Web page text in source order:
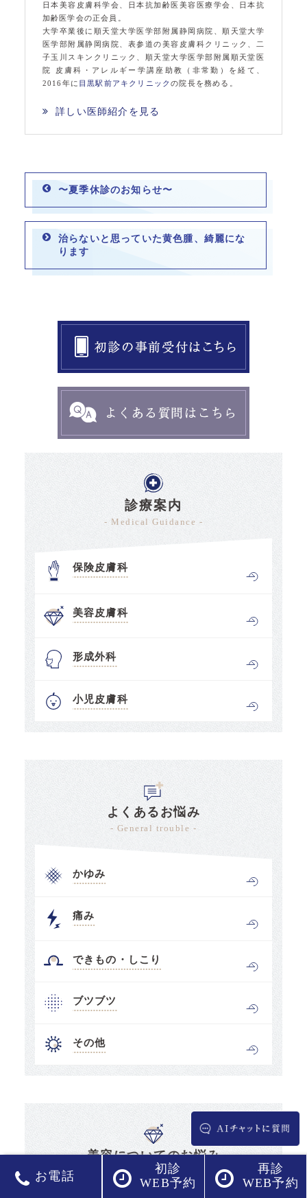
日本美容皮膚科学会、日本抗加齢医美容医療学会、日本抗
加齢医学会の正会員。
大学卒業後に順天堂大学医学部附属静岡病院、順天堂大学
医学部附属静岡病院、表参道の美容皮膚科クリニック、二
子玉川スキンクリニック、順天堂大学医学部附属順天堂医
院 皮膚科・アレルギー学講座助教（非常勤）を経て、
2016年に 目黒駅前アキクリニックの院長を務める。
詳しい医師紹介を見る
〜夏季休診のお知らせ〜
治らないと思っていた黄色腫、綺麗にな
ります
診療案内
- Medical Guidance -
保険皮膚科
美容皮膚科
形成外科
小児皮膚科
よくあるお悩み
- General trouble -
かゆみ
痛み
できもの・しこり
ブツブツ
その他
美容についてのお悩み
- Worries about the beauty -
お電話
初診
WEB予約
再診
WEB予約